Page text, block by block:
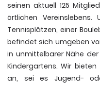
seinen aktuell 125
örtlichen Vereinslebens.
Tennisplätzen, einer
befindet sich umgeben
in unmittelbarer Nähe
Kindergartens. Wir
an, sei es Jugend-